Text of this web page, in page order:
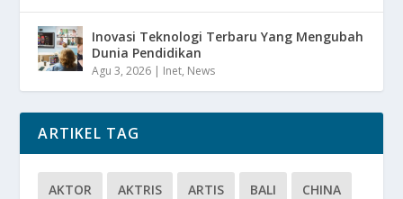
Inovasi Teknologi Terbaru Yang Mengubah
Dunia Pendidikan
Agu 3, 2026 | Inet, News
ARTIKEL TAG
AKTOR AKTRIS ARTIS BALI CHINA